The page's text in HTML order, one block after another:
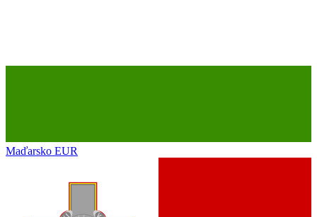
Maďarsko EUR